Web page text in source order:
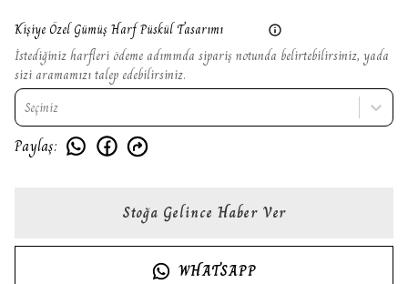
Kişiye Özel Gümüş Harf Püskül Tasarımı
İstediğiniz harfleri ödeme adımında sipariş notunda belirtebilirsiniz, yada
sizi aramamızı talep edebilirsiniz.
Seçiniz
Paylaş:
Stoğa Gelince Haber Ver
WHATSAPP